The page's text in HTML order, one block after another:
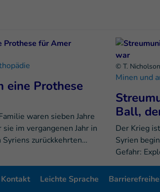
eine Prothese
waren sieben Jahre
im vergangenen Jahr in
zurückkehrten…
© T.
Minen und
Ball,
Der Krieg
Syrien
Gefahr:
Kontakt Leichte Sprache